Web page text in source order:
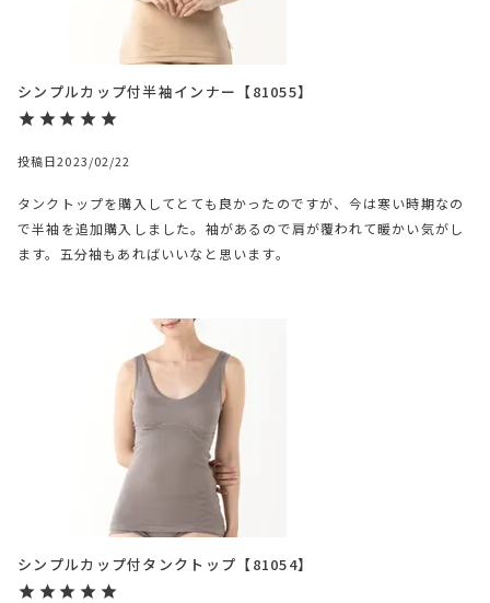
シンプルカップ付半袖インナー【81055】
投稿日2023/02/22
タンクトップを購入してとても良かったのですが、今は寒い時期なの
で半袖を追加購入しました。袖があるので肩が覆われて暖かい気がし
ます。五分袖もあればいいなと思います。
シンプルカップ付タンクトップ【81054】